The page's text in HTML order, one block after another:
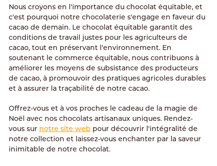
Nous croyons en l'importance du chocolat équitable, et
c'est pourquoi notre chocolaterie s'engage en faveur du
cacao de demain. Le chocolat équitable garantit des
conditions de travail justes pour les agriculteurs de
cacao, tout en préservant l'environnement. En
soutenant le commerce équitable, nous contribuons à
améliorer les moyens de subsistance des producteurs
de cacao, à promouvoir des pratiques agricoles durables
et à assurer la traçabilité de notre cacao.
Offrez-vous et à vos proches le cadeau de la magie de
Noël avec nos chocolats artisanaux uniques. Rendez-
vous sur notre site web pour découvrir l'intégralité de
notre collection et laissez-vous enchanter par la saveur
inimitable de notre chocolat.